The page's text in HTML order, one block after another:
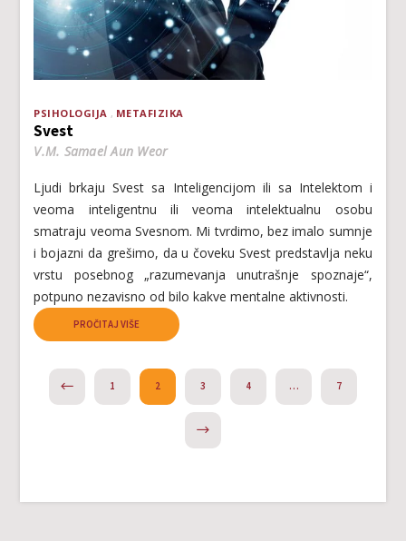
PSIHOLOGIJA METAFIZIKA
Svest
V.M. Samael Aun Weor
Ljudi brkaju Svest sa Inteligencijom ili sa Intelektom i
veoma inteligentnu ili veoma intelektualnu osobu
smatraju veoma Svesnom. Mi tvrdimo, bez imalo sumnje
i bojazni da grešimo, da u čoveku Svest predstavlja neku
vrstu posebnog „razumevanja unutrašnje spoznaje“,
potpuno nezavisno od bilo kakve mentalne aktivnosti.
PROČITAJ VIŠE
PREVIOUS1 2 3 4 … 7